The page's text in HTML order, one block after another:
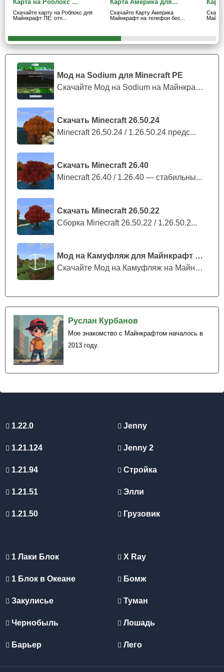
Мод на Sodium для Minecraft PE
Скачайте Мод на Sodium на Майнкрафт П...
Скачать Minecraft 26.50.24
Minecraft 26.50.24 / 1.26.50.24 предс...
Скачать Minecraft 26.40
Minecraft 26.40 / 1.26.40 — стабильны...
Скачать Minecraft 26.50.22
Сборка Minecraft 26.50.22 / 1.26.50.2...
Мод на Камуфляж для Майнкрафт ПЕ
Скачайте Мод на Камуфляж на Майнкрафт...
Руслан Курбанов
Мое знакомство с Майнкрафтом началось в
2013 году.
одну вещь. Действительно бросается в глаза, что эта
карта на ГТА сан андреас в Майнкрафт ПЕ сделана с
не только снаружи, но и внутри. Игрок может зайти
в дом и насладиться отличным интерьером и
дизайном.
Карта на ГТА сан андреас поможет погрузиться в
атмосферу игры, если вдруг пользователь
ресурсовзапустить её на своём компьютере. Теперь
игрок может совместить две свои любимые игры и
насладится ГТА, играя в Minecraft PE. Тем более, что
детализация просто потрясающая.
Карта на Роблокс ...
Скачайте карту на Роблокс для
Майнкрафт ПЕ: отп...
Карта Америка для...
Скачайте Карту Америка
Майнкрафт на телефон бес...
1.22.0
1.21.124
1.21.94
1.21.51
1.21.50
Jenny
Jenny 2
Стройка
Элли
Грузовик
1 Лаки Блок
1 Блок в Океане
Закулисье
Чернобыль
Барьер
X Ray
Бомж
Туман
Лошадь
Лего